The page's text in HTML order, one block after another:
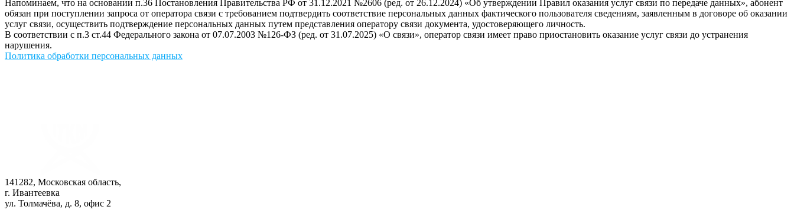
Напоминаем, что на основании п.36 Постановления Правительства РФ от 31.12.2021 №2606 (ред. от 26.12.2024) «Об утверждении Правил оказания услуг связи по передаче данных», абонент
обязан при поступлении запроса от оператора связи с требованием подтвердить соответствие персональных данных фактического пользователя сведениям, заявленным в договоре об оказании
услуг связи, осуществить подтверждение персональных данных путем представления оператору связи документа, удостоверяющего личность.
В соответствии с п.3 ст.44 Федерального закона от 07.07.2003 №126-ФЗ (ред. от 31.07.2025) «О связи», оператор связи имеет право приостановить оказание услуг связи до устранения
нарушения.
Политика обработки персональных данных
141282, Московская область,
г. Ивантеевка
ул. Толмачёва, д. 8, офис 2